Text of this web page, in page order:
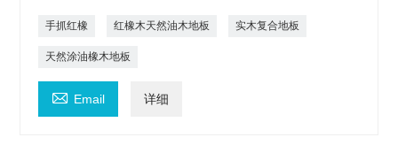
手抓红橡 红橡木天然油木地板 实木复合地板
天然涂油橡木地板
 Email 详细